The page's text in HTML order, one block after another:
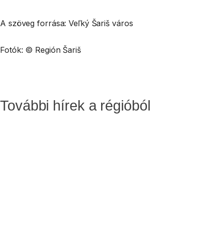
A szöveg forrása: Veľký Šariš város
Fotók: © Región Šariš
További hírek a régióból